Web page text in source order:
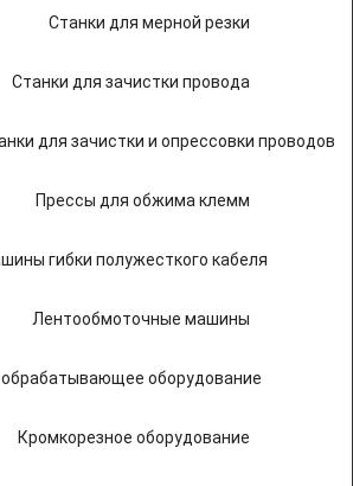
Станки для мерной резки
Станки для зачистки провода
для зачистки и опрессовки проводов
Прессы для обжима клемм
гибки полужесткого кабеля
Лентообмоточные машины
оборудование
Кромкорезное оборудование